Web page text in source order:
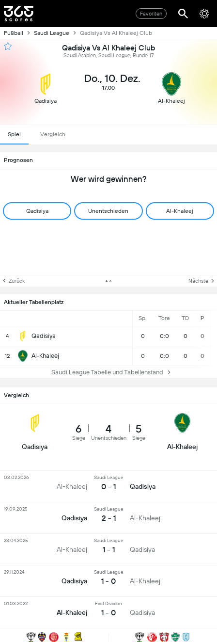
Favoriten
Fußball Saudi League Qadisiya Vs Al Khaleej Club
Qadisiya Vs Al Khaleej Club
Saudi Arabien, Saudi League, Runde 17
Qadisiya
Do., 10. Dez.
17:00
Al-Khaleej
Spiel Vergleich
Prognosen
Wer wird gewinnen?
Qadisiya Unentschieden Al-Khaleej
Zurück Nächste
Aktueller Tabellenplatz
Sp. Tore TD P
4 Qadisiya 0 0:0 0 0
12 Al-Khaleej 0 0:0 0 0
Saudi League Tabelle und Tabellenstand
Vergleich
Qadisiya
6
Siege
4
Unentschieden
5
Siege
Al-Khaleej
Al-Khaleej
Saudi League
0 - 1 Qadisiya
03.02.2026
Qadisiya
Saudi League
2 - 1 Al-Khaleej
19.09.2025
Al-Khaleej
Saudi League
1 - 1 Qadisiya
23.04.2025
Qadisiya
Saudi League
1 - 0 Al-Khaleej
29.11.2024
Al-Khaleej
First Division
1 - 0 Qadisiya
01.03.2022